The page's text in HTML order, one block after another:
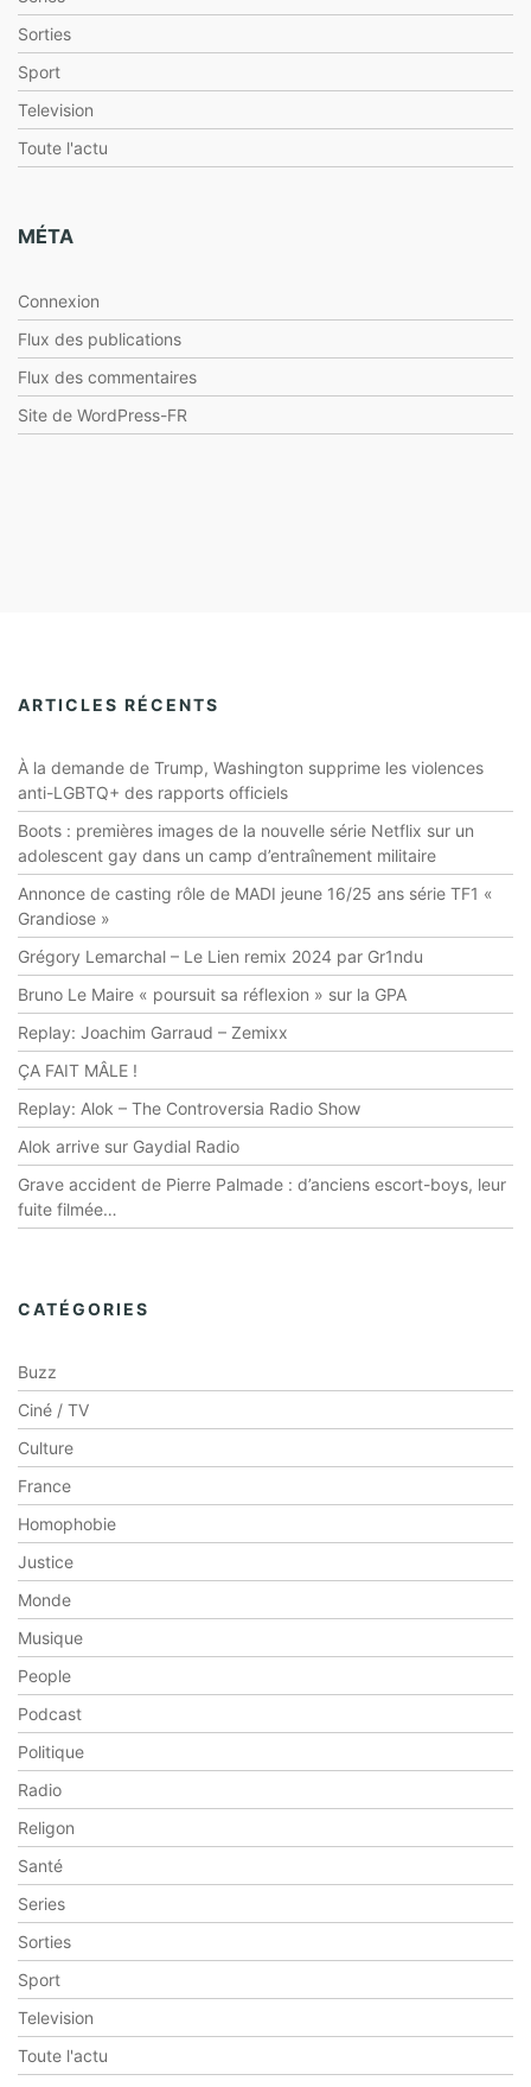
Sorties
Sport
Television
Toute l'actu
MÉTA
Connexion
Flux des publications
Flux des commentaires
Site de WordPress-FR
ARTICLES RÉCENTS
À la demande de Trump, Washington supprime les violences
anti-LGBTQ+ des rapports officiels
Boots : premières images de la nouvelle série Netflix sur un
adolescent gay dans un camp d’entraînement militaire
Annonce de casting rôle de MADI jeune 16/25 ans série TF1 «
Grandiose »
Grégory Lemarchal – Le Lien remix 2024 par Gr1ndu
Bruno Le Maire « poursuit sa réflexion » sur la GPA
Replay: Joachim Garraud – Zemixx
ÇA FAIT MÂLE !
Replay: Alok – The Controversia Radio Show
Alok arrive sur Gaydial Radio
Grave accident de Pierre Palmade : d’anciens escort-boys, leur
fuite filmée…
CATÉGORIES
Buzz
Ciné / TV
Culture
France
Homophobie
Justice
Monde
Musique
People
Podcast
Politique
Radio
Religon
Santé
Series
Sorties
Sport
Television
Toute l'actu